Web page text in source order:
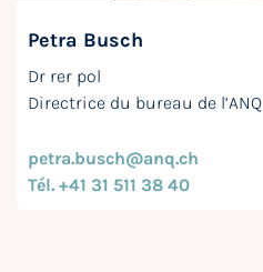
Petra Busch
Dr rer pol
Directrice du bureau de l’ANQ
petra.busch@anq.ch
Tél. +41 31 511 38 40